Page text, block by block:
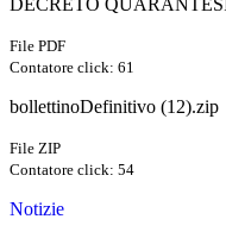
DECRETO
File PDF
Contatore click: 61
bollettinoDefinitivo (12).zip
File ZIP
Contatore click: 54
Notizie